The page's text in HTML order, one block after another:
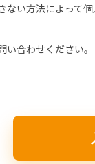
い方法によって
合わせください。